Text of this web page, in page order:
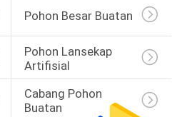
Pohon Besar Buatan
Pohon Lansekap
Artifisial
Cabang Pohon
Buatan